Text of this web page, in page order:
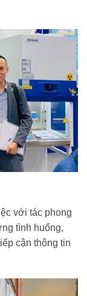
với tác phong
tình huống,
cận thông tin